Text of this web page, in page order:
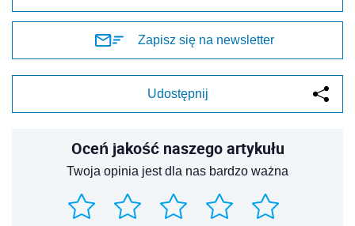
Zapisz się na newsletter
Udostępnij
Oceń jakość naszego artykułu
Twoja opinia jest dla nas bardzo ważna